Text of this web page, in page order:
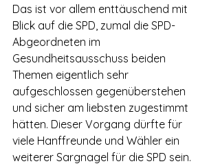
Das ist vor allem enttäuschend mit
Blick auf die SPD, zumal die SPD-
Abgeordneten im
Gesundheitsausschuss beiden
Themen eigentlich sehr
aufgeschlossen gegenüberstehen
und sicher am liebsten zugestimmt
hätten. Dieser Vorgang dürfte für
viele Hanffreunde und Wähler ein
weiterer Sargnagel für die SPD sein.